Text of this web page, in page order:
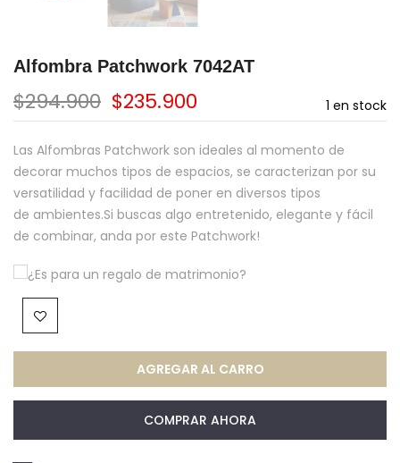
Alfombra Patchwork 7042AT
1 en stock
$294.900 $235.900
Las Alfombras Patchwork son ideales al momento de
decorar muchos tipos de espacios, se caracterizan por su
versatilidad y facilidad de poner en diversos tipos
de ambientes.Si buscas algo entretenido, elegante y fácil
de combinar, anda por este Patchwork!
¿Es para un regalo de matrimonio?
AGREGAR AL CARRO
COMPRAR AHORA